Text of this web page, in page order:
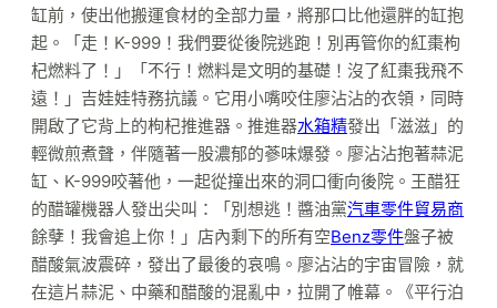
缸前，使出他搬運食材的全部力量，將那口比他還胖的缸抱
起。「走！K-999！我們要從後院逃跑！別再管你的紅棗枸
杞燃料了！」「不行！燃料是文明的基礎！沒了紅棗我飛不
遠！」吉娃娃特務抗議。它用小嘴咬住廖沾沾的衣領，同時
開啟了它背上的枸杞推進器。推進器水箱精發出「滋滋」的
輕微煎煮聲，伴隨著一股濃郁的蔘味爆發。廖沾沾抱著蒜泥
缸、K-999咬著他，一起從撞出來的洞口衝向後院。王醋狂
的醋罐機器人發出尖叫：「別想逃！醬油黨汽車零件貿易商
餘孽！我會追上你！」店內剩下的所有空Benz零件盤子被
醋酸氣波震碎，發出了最後的哀鳴。廖沾沾的宇宙冒險，就
在這片蒜泥、中藥和醋酸的混亂中，拉開了帷幕。《平行泊